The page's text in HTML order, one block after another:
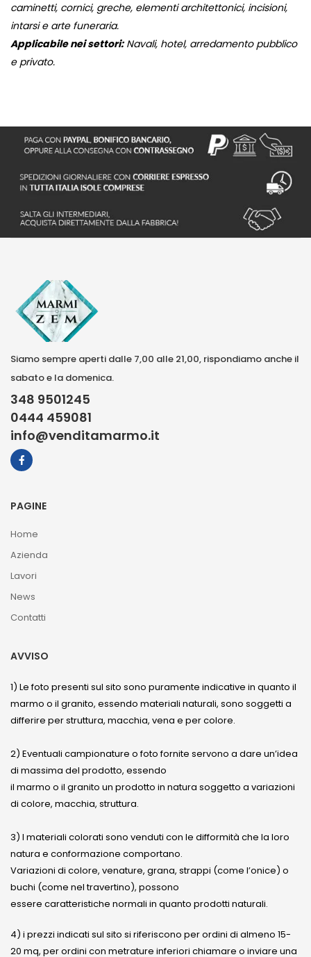
caminetti, cornici, greche, elementi architettonici, incisioni,
intarsi e arte funeraria.
Applicabile nei settori:Navali, hotel, arredamento pubblico
e privato.
Siamo sempre aperti dalle 7,00 alle 21,00, rispondiamo anche il
sabato e la domenica.
348 9501245
0444 459081
info@venditamarmo.it
PAGINE
Home
Azienda
Lavori
News
Contatti
AVVISO
1) Le foto presenti sul sito sono puramente indicative in quanto il
marmo o il granito, essendo materiali naturali, sono soggetti a
differire per struttura, macchia, vena e per colore.
2) Eventuali campionature o foto fornite servono a dare un’idea
di massima del prodotto, essendo
il marmo o il granito un prodotto in natura soggetto a variazioni
di colore, macchia, struttura.
3) I materiali colorati sono venduti con le difformità che la loro
natura e conformazione comportano.
Variazioni di colore, venature, grana, strappi (come l’onice) o
buchi (come nel travertino), possono
essere caratteristiche normali in quanto prodotti naturali.
4) i prezzi indicati sul sito si riferiscono per ordini di almeno 15-
20 mq, per ordini con metrature inferiori chiamare o inviare una